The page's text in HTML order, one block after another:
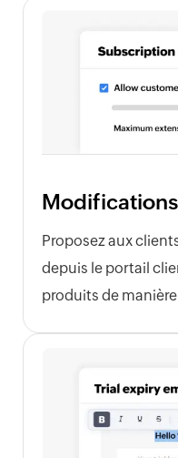
Proposez aux
depuis le portail
produits de